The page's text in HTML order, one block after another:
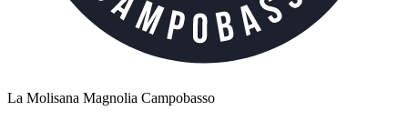
La Molisana Magnolia Campobasso